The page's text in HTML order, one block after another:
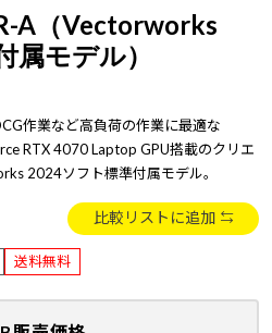
A（Vectorworks
属モデル）
作業など高負荷の作業に最適な
RTX 4070 Laptop GPU搭載のクリエ
2024ソフト標準付属モデル。
比較リストに追加
送料無料